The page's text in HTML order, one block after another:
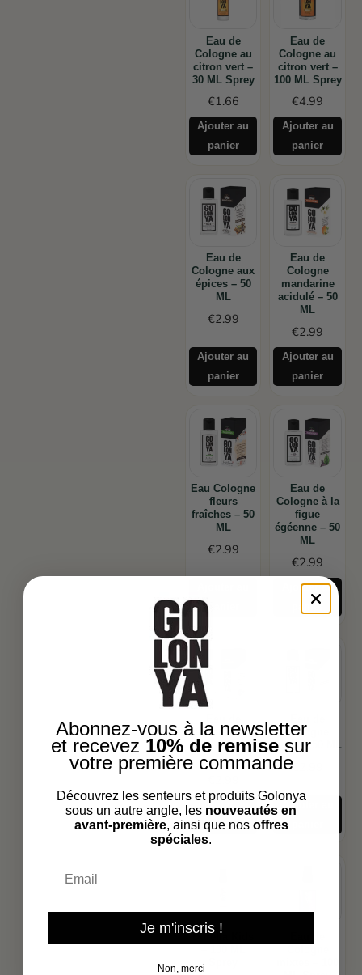
Eau de
Cologne au
citron vert –
30 ML Sprey
€1.66
Ajouter au
panier
Eau de
Cologne au
citron vert –
100 ML Sprey
€4.99
Ajouter au
panier
Eau de
Cologne aux
épices – 50
ML
€2.99
Ajouter au
panier
Eau de
Cologne
mandarine
acidulé – 50
ML
€2.99
Ajouter au
panier
Eau Cologne
fleurs
fraîches – 50
ML
€2.99
panier
Eau de
Cologne à la
figue
égéenne – 50
ML
€2.99
Ajouter au
panier
Cologne au
café sec – 50
ML
Ajouter au
panier
Cologne
Aqua – 50 ML
€
Ajouter au
Durella Kids
Abonnez-vous à la newsletter
et recevez 10% de remise sur
votre première commande
Découvrez les senteurs et produits Golonya
sous un autre angle, les nouveautés en
avant-première, ainsi que nos offres
spéciales.
Email
Je m'inscris !
Non, merci